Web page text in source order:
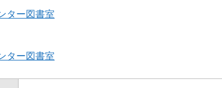
ター図書室
ター図書室